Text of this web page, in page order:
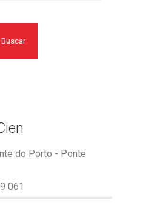
Buscar
do Porto - Ponte
061